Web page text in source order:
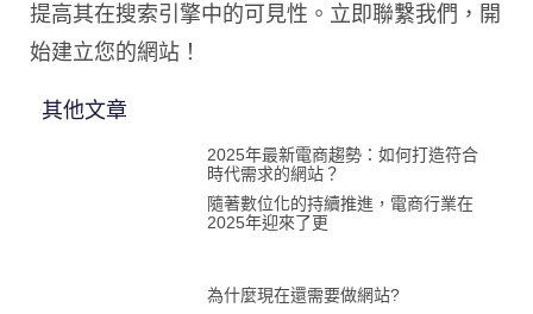
提高其在搜索引擎中的可見性。立即聯繫我們，開
始建立您的網站！
其他文章
2025年最新電商趨勢：如何打造符合
時代需求的網站？
隨著數位化的持續推進，電商行業在
2025年迎來了更
為什麼現在還需要做網站?